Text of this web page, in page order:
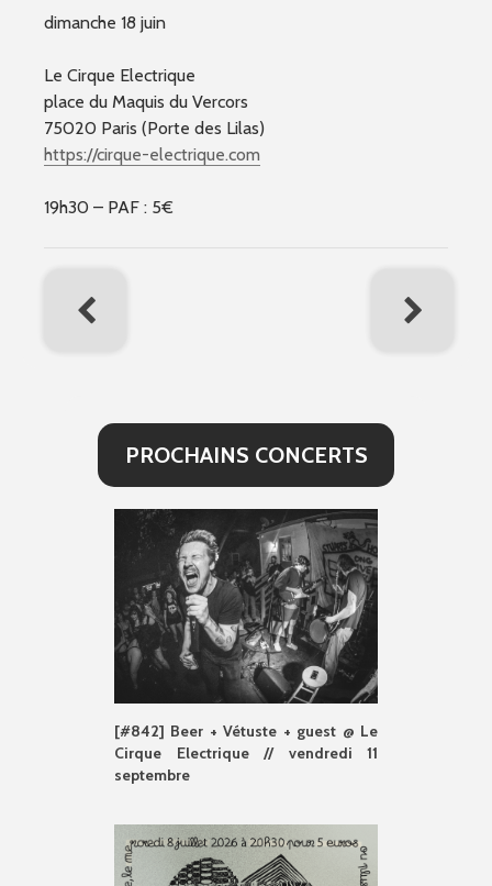
dimanche 18 juin
Le Cirque Electrique
place du Maquis du Vercors
75020 Paris (Porte des Lilas)
https://cirque-electrique.com
19h30 – PAF : 5€
PROCHAINS CONCERTS
[#842] Beer + Vétuste + guest @ Le
Cirque Electrique // vendredi 11
septembre